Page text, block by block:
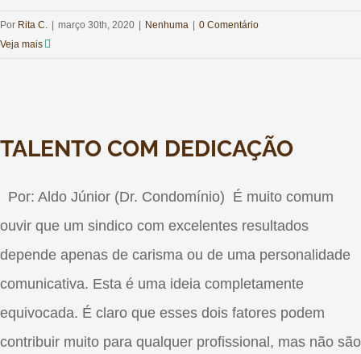
Por Rita C. março 30th, 2020 Nenhuma
0 Comentário
Veja mais
TALENTO COM DEDICAÇÃO
Por: Aldo Júnior (Dr. Condomínio) É muito comum
ouvir que um sindico com excelentes resultados
depende apenas de carisma ou de uma personalidade
comunicativa. Esta é uma ideia completamente
equivocada. É claro que esses dois fatores podem
contribuir muito para qualquer profissional, mas não são